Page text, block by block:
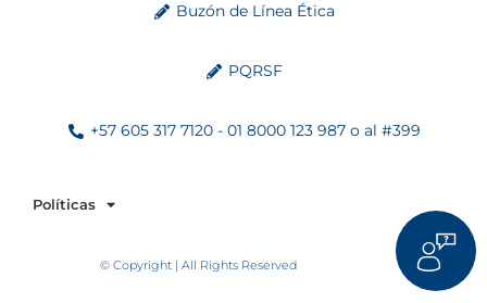
Buzón de Línea Ética
PQRSF
+57 605 317 7120 - 01 8000 123 987 o al #399
Políticas
© Copyright | All Rights Reserved